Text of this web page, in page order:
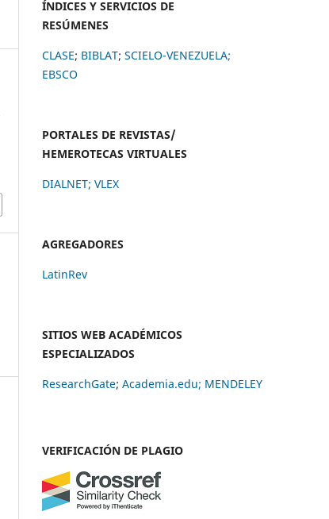
ÍNDICES Y SERVICIOS DE
RESÚMENES
CLASE; BIBLAT; SCIELO-VENEZUELA;
EBSCO
PORTALES DE REVISTAS/
HEMEROTECAS VIRTUALES
DIALNET; VLEX
AGREGADORES
LatinRev
SITIOS WEB ACADÉMICOS
ESPECIALIZADOS
ResearchGate; Academia.edu; MENDELEY
VERIFICACIÓN DE PLAGIO